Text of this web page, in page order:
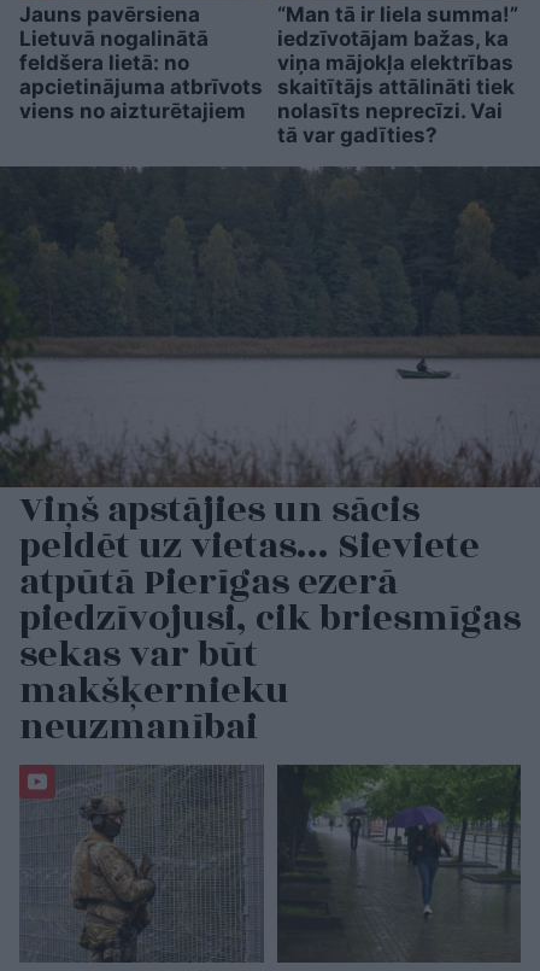
Jauns pavērsiena
Lietuvā nogalinātā
feldšera lietā: no
apcietinājuma atbrīvots
viens no aizturētajiem
“Man tā ir liela summa!”
iedzīvotājam bažas, ka
viņa mājokļa elektrības
skaitītājs attālināti tiek
nolasīts neprecīzi. Vai
tā var gadīties?
Viņš apstājies un sācis
peldēt uz vietas… Sieviete
atpūtā Pierīgas ezerā
piedzīvojusi, cik briesmīgas
sekas var būt
makšķernieku
neuzmanībai